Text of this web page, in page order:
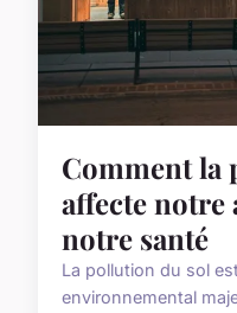
Comment la
affecte
notre santé
La pollution du sol
environnemental